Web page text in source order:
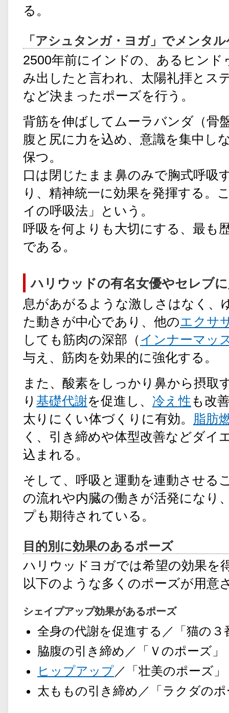
る。
「アシュタンガ・ヨガ」でメンタ
2500年前にインドの、あるヒンド
み出したと言われ、太陽礼拝とス
など決まったポーズを行う。
背筋を伸ばしてムーラバンダ（骨
腹と尻に力を込め、意識を集中し
保つ。
口は閉じたまま鼻のみで胸式呼吸
り、精神統一に効果を発揮する。
イの呼吸法」という。
呼吸を何よりも大切にする、最も
である。
ハリウッドの有名女優やセレブ
息があがるような激しさはなく、
た動きが中心であり、他のエクサ
しても筋肉の深部（ インナーマッ
与え、筋肉を効果的に強化する。
また、酸素をしっかり鼻から摂取
り 基礎代謝を促進し、 冷え性も改
太りにくい体づくりに有効。 脂肪
く、引き締めや体型改善などダイ
込まれる。
そして、呼吸と運動を連動させる
の流れや内臓の働きが活発になり
プも期待されている。
目的別に効果のあるポーズ
ハリウッドヨガでは希望の効果を
以下のような多くのポーズが用意
シェイプアップ効果があるポーズ
全身の代謝を促進する／「猫の３
脇腹の引き締め／「Ｖのポーズ」
ヒップアップ／「壮美のポーズ」
太ももの引き締め／「ラクダの